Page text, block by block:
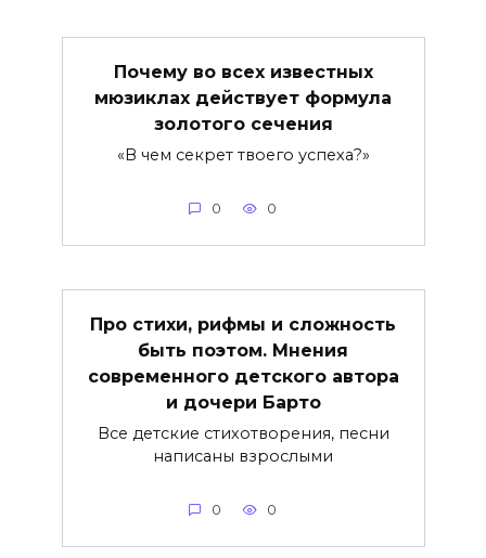
Почему во всех известных
мюзиклах действует формула
золотого сечения
«В чем секрет твоего успеха?»
0 0
Про стихи, рифмы и сложность
быть поэтом. Мнения
современного детского автора
и дочери Барто
Все детские стихотворения, песни
написаны взрослыми
0 0